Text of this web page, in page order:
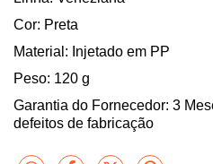
Cor: Preta
Material: Injetado em PP
Peso: 120 g
Garantia do Fornecedor: 3
defeitos de fabricação